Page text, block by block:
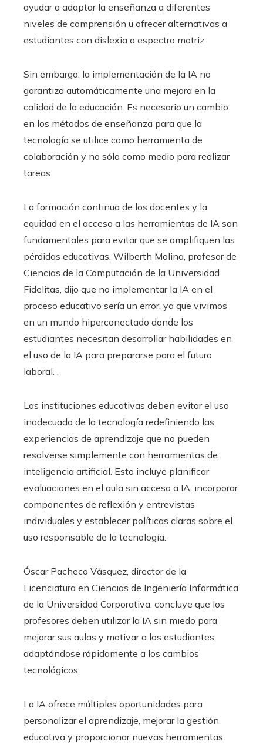
ayudar a adaptar la enseñanza a diferentes
niveles de comprensión u ofrecer alternativas a
estudiantes con dislexia o espectro motriz.
Sin embargo, la implementación de la IA no
garantiza automáticamente una mejora en la
calidad de la educación. Es necesario un cambio
en los métodos de enseñanza para que la
tecnología se utilice como herramienta de
colaboración y no sólo como medio para realizar
tareas.
La formación continua de los docentes y la
equidad en el acceso a las herramientas de IA son
fundamentales para evitar que se amplifiquen las
pérdidas educativas. Wilberth Molina, profesor de
Ciencias de la Computación de la Universidad
Fidelitas, dijo que no implementar la IA en el
proceso educativo sería un error, ya que vivimos
en un mundo hiperconectado donde los
estudiantes necesitan desarrollar habilidades en
el uso de la IA para prepararse para el futuro
laboral. .
Las instituciones educativas deben evitar el uso
inadecuado de la tecnología redefiniendo las
experiencias de aprendizaje que no pueden
resolverse simplemente con herramientas de
inteligencia artificial. Esto incluye planificar
evaluaciones en el aula sin acceso a IA, incorporar
componentes de reflexión y entrevistas
individuales y establecer políticas claras sobre el
uso responsable de la tecnología.
Óscar Pacheco Vásquez, director de la
Licenciatura en Ciencias de Ingeniería Informática
de la Universidad Corporativa, concluye que los
profesores deben utilizar la IA sin miedo para
mejorar sus aulas y motivar a los estudiantes,
adaptándose rápidamente a los cambios
tecnológicos.
La IA ofrece múltiples oportunidades para
personalizar el aprendizaje, mejorar la gestión
educativa y proporcionar nuevas herramientas